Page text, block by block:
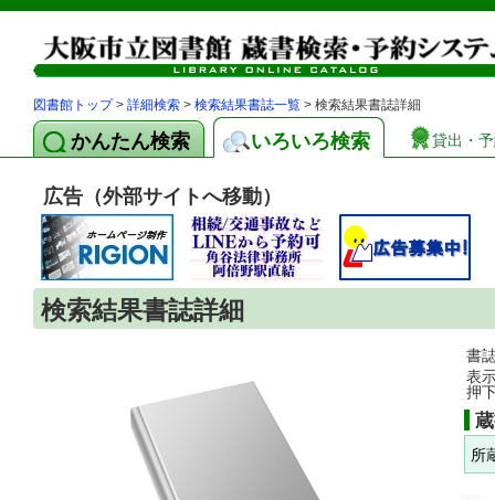
図書館トップ> 詳細検索 > 検索結果書誌一覧 > 検索結果書誌詳細
かんたん検索 いろいろ検索 貸出・
広告（外部サイトへ移動）
検索結果書誌詳細
書
表
押
所